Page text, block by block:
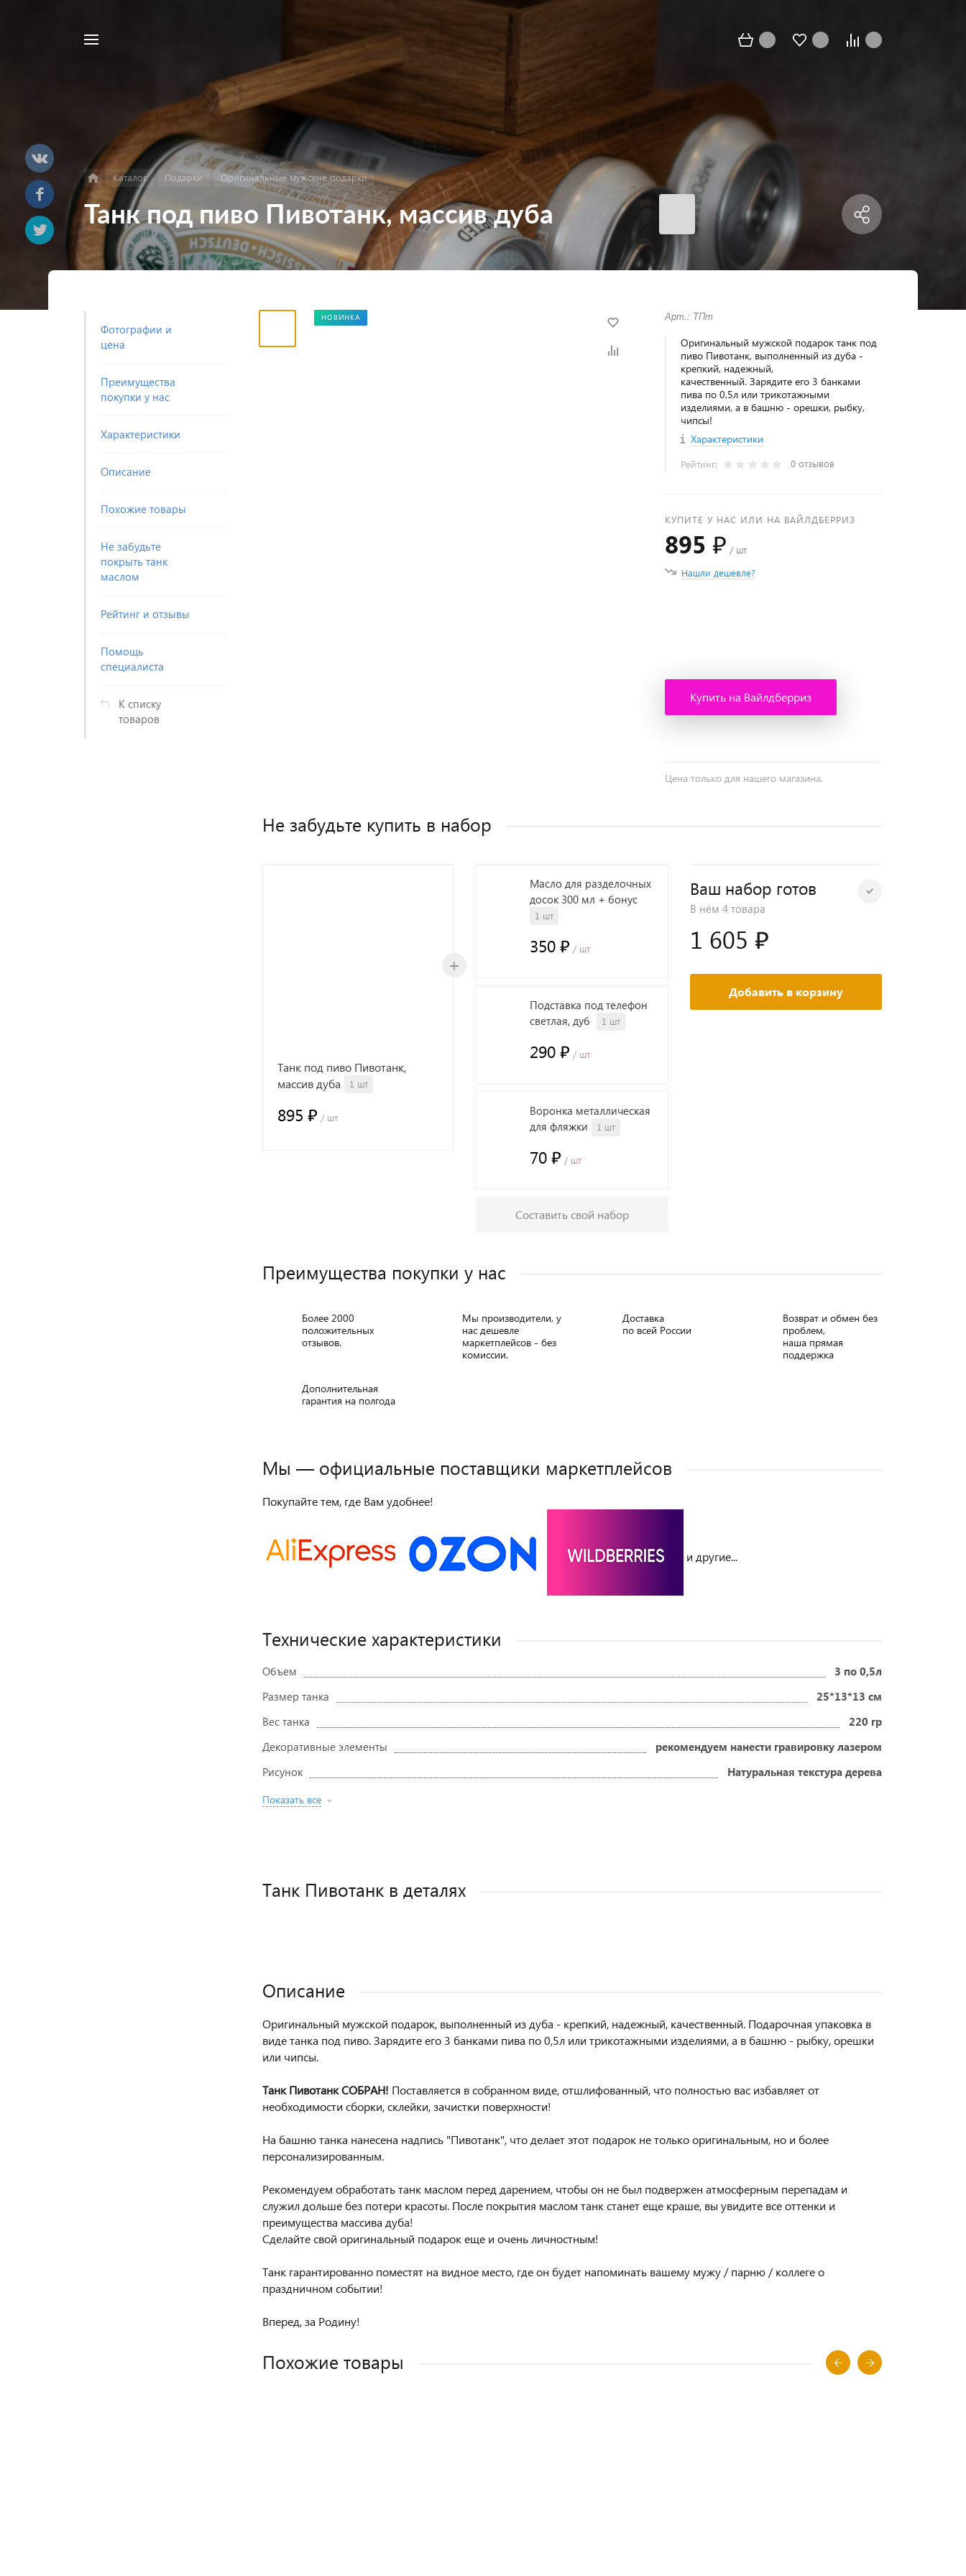
Каталог Подарки Оригинальные мужские подарки
Танк под пиво Пивотанк, массив дуба
Фотографии и
цена
Преимущества
покупки у нас
Характеристики
Описание
Похожие товары
Не забудьте
покрыть танк
маслом
Рейтинг и отзывы
Помощь
специалиста
К списку
товаров
НОВИНКА Арт.: ТПт
Оригинальный мужской подарок танк под
пиво Пивотанк, выполненный из дуба -
крепкий, надежный,
качественный. Зарядите его 3 банками
пива по 0,5л или трикотажными
изделиями, а в башню - орешки, рыбку,
чипсы!
Характеристики
Рейтинг: 0 отзывов
КУПИТЕ У НАС ИЛИ НА ВАЙЛДБЕРРИЗ
895 ₽ / шт
Нашли дешевле?
Купить на Вайлдберриз
Цена только для нашего магазина.
Не забудьте купить в набор
+
Танк под пиво Пивотанк,
массив дуба
1 шт
895 ₽ / шт
Масло для разделочных
досок 300 мл + бонус
1 шт
350 ₽ / шт
Подставка под телефон
светлая, дуб
1 шт
290 ₽ / шт
Воронка металлическая
для фляжки
1 шт
70 ₽ / шт
Составить свой набор
Ваш набор готов
В нём 4 товара
1 605 ₽
Добавить в корзину
Преимущества покупки у нас
Более 2000
положительных
отзывов.
Мы производители, у
нас дешевле
маркетплейсов - без
комиссии.
Доставка
по всей России
Возврат и обмен без
проблем,
наша прямая
поддержка
Дополнительная
гарантия на полгода
Мы — официальные поставщики маркетплейсов
Покупайте тем, где Вам удобнее!
и другие...
Технические характеристики
Объем
3 по 0,5л
Размер танка
25*13*13 см
Вес танка
220 гр
Декоративные элементы
рекомендуем нанести гравировку лазером
Рисунок
Натуральная текстура дерева
Показать все
Танк Пивотанк в деталях
Описание
Оригинальный мужской подарок, выполненный из дуба - крепкий, надежный, качественный. Подарочная упаковка в
виде танка под пиво. Зарядите его 3 банками пива по 0,5л или трикотажными изделиями, а в башню - рыбку, орешки
или чипсы.
Танк Пивотанк СОБРАН! Поставляется в собранном виде, отшлифованный, что полностью вас избавляет от
необходимости сборки, склейки, зачистки поверхности!
На башню танка нанесена надпись "Пивотанк", что делает этот подарок не только оригинальным, но и более
персонализированным.
Рекомендуем обработать танк маслом перед дарением, чтобы он не был подвержен атмосферным перепадам и
служил дольше без потери красоты. После покрытия маслом танк станет еще краше, вы увидите все оттенки и
преимущества массива дуба!
Сделайте свой оригинальный подарок еще и очень личностным!
Танк гарантированно поместят на видное место, где он будет напоминать вашему мужу / парню / коллеге о
праздничном событии!
Вперед, за Родину!
Похожие товары